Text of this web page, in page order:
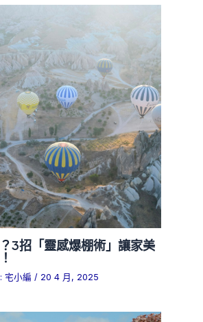
3招「靈感爆棚術」讓家美
宅小編 / 20 4 月, 2025